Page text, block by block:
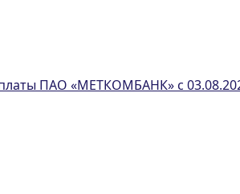
ПАО «МЕТКОМБАНК» с